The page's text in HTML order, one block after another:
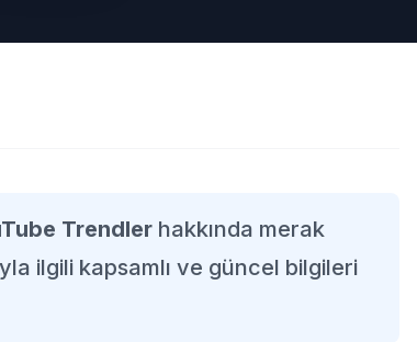
Trendler hakkında merak
ilgili kapsamlı ve güncel bilgileri